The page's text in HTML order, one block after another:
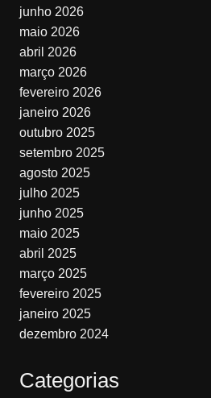
junho 2026
maio 2026
abril 2026
março 2026
fevereiro 2026
janeiro 2026
outubro 2025
setembro 2025
agosto 2025
julho 2025
junho 2025
maio 2025
abril 2025
março 2025
fevereiro 2025
janeiro 2025
dezembro 2024
Categorias